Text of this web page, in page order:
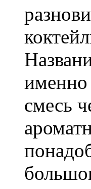
именно
смесь